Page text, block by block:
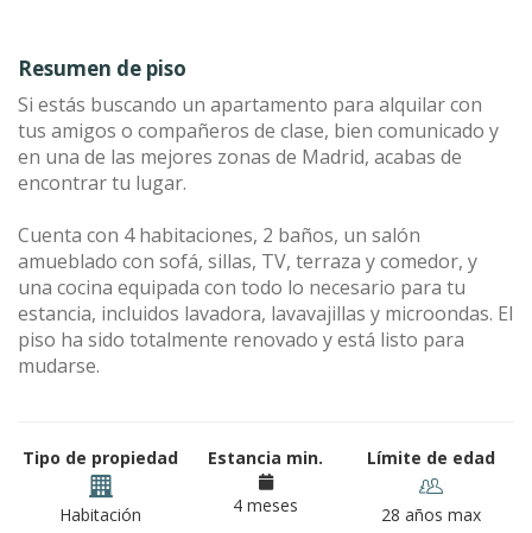
Resumen de piso
Si estás buscando un apartamento para alquilar con
tus amigos o compañeros de clase, bien comunicado y
en una de las mejores zonas de Madrid, acabas de
encontrar tu lugar.
Cuenta con 4 habitaciones, 2 baños, un salón
amueblado con sofá, sillas, TV, terraza y comedor, y
una cocina equipada con todo lo necesario para tu
estancia, incluidos lavadora, lavavajillas y microondas. El
piso ha sido totalmente renovado y está listo para
mudarse.
Tipo de propiedad
Habitación
Estancia min.
4 meses
Límite de edad
28 años max